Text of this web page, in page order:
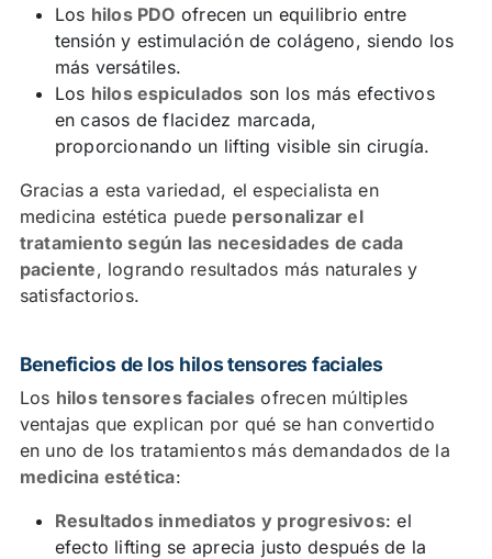
Los hilos PDO ofrecen un equilibrio entre
tensión y estimulación de colágeno, siendo los
más versátiles.
Los hilos espiculados son los más efectivos
en casos de flacidez marcada,
proporcionando un lifting visible sin cirugía.
Gracias a esta variedad, el especialista en
medicina estética puede personalizar el
tratamiento según las necesidades de cada
paciente, logrando resultados más naturales y
satisfactorios.
Beneficios de los hilos tensores faciales
Los hilos tensores faciales ofrecen múltiples
ventajas que explican por qué se han convertido
en uno de los tratamientos más demandados de la
medicina estética:
Resultados inmediatos y progresivos: el
efecto lifting se aprecia justo después de la